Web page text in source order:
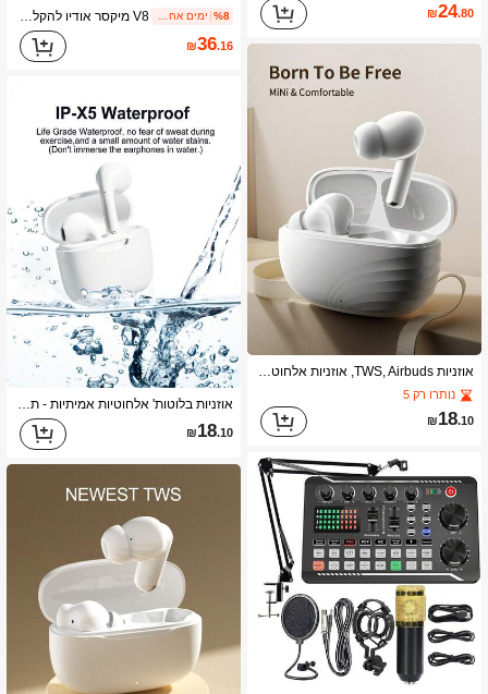
₪24.80
אוזניות TWS, Airbuds, אוזניות אלחוטיות ואוזניות בלוטות', עיצוב לבן, מיקרופון מובנה לשיחות ברורות, סגנון נוח של גבעול אוזן, תואם לכל מכשירי הטלפון הניידים – מתאים לכושר, ריצה, שימוש יומיומי
נותרו רק 5
₪18.10
%8 V8 מיקסר אודיו להקלטה ושידור קריוקי - כרטיס קול חיצוני USB ל-KTV חי, ציוד הקלטת פודקאסט, ממשק אודיו למחשב נייד, וולוג, שידור חי וסטרימינג
₪36.16
אוזניות בלוטות' אלחוטיות אמיתיות - תואמות לאפל ואנדרואיד, מיקרופון מובנה, עמידות לזיעה, חיי סוללה של 24 שעות - לבן, אוזניות > אלחוטיות, Airbud's, אוזניות, אוזניות
₪18.10